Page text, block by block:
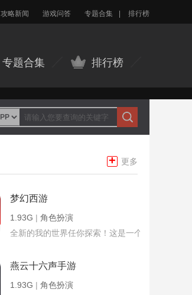
攻略新闻 游戏问答 专题合集 排行榜
专题合集 排行榜
+ 更多
梦幻西游
1.93G | 角色扮演
全新的我的世界任你探索！这是一个小提示字段。
燕云十六声手游
1.93G | 角色扮演